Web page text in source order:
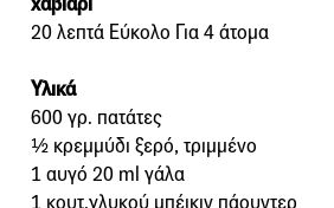
20 λεπτά Εύκολο Για 4 άτομα
Υλικά
600 γρ. πατάτες
½ κρεμμύδι ξερό, τριμμένο
1 αυγό 20 ml γάλα
1 κουτ.γλυκού μπέικιν πάουντερ